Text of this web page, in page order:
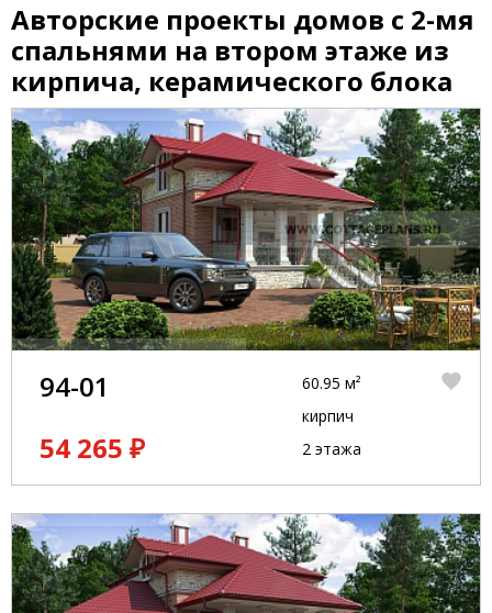
Авторские проекты домов с 2-мя
спальнями на втором этаже из
кирпича, керамического блока
94-01
54 265 ₽
60.95 м²
кирпич
2 этажа